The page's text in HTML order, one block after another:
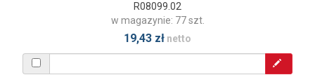
R08099.02
w magazynie: 77 szt.
19,43 zł netto